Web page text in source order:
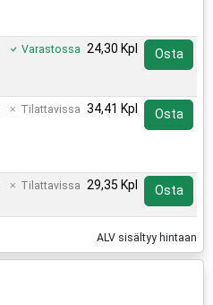
Varastossa 24,30 Kpl Osta
Tilattavissa 34,41 Kpl Osta
Tilattavissa 29,35 Kpl Osta
ALV sisältyy hintaan